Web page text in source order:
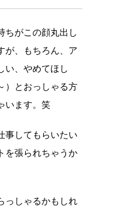
ちがこの顔丸出し
が、もちろん、ア
い、やめてほし
）とおっしゃる方
います。笑
事してもらいたい
を張られちゃうか
っしゃるかもしれ